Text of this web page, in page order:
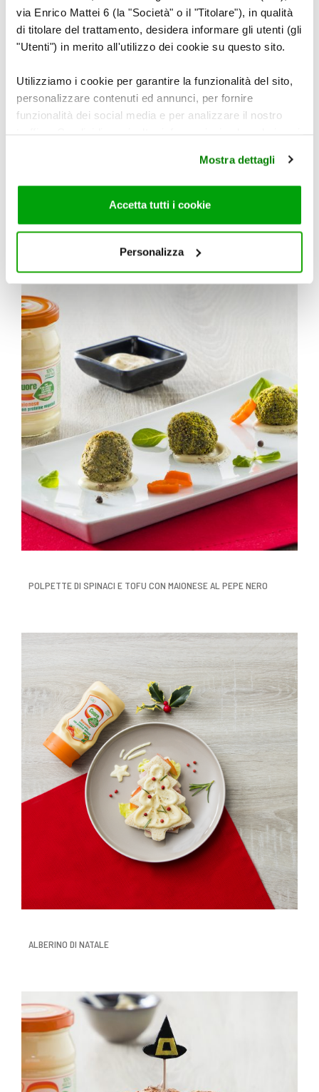
via Enrico Mattei 6 (la "Società" o il "Titolare"), in qualità
di titolare del trattamento, desidera informare gli utenti (gli
"Utenti") in merito all'utilizzo dei cookie su questo sito.
Utilizziamo i cookie per garantire la funzionalità del sito,
personalizzare contenuti ed annunci, per fornire
funzionalità dei social media e per analizzare il nostro
di analisi dei dati web, pubblicità e social media, i quali
potrebbero combinarle con altre informazioni che ha
fornito loro o che hanno raccolto dal suo utilizzo dei loro
cookie consultare la cookie policy. Se clicchi sulla “X” per
chiudere il banner, non verranno installati cookie sul tuo
dispositivo ad eccezione di quelli necessari ai fini del
corretto funzionamento del sito.
Mostra dettagli
Accetta tutti i cookie
Personalizza
RICETTE CORRELATE
POLPETTE DI SPINACI E TOFU CON MAIONESE AL PEPE NERO
ALBERINO DI NATALE